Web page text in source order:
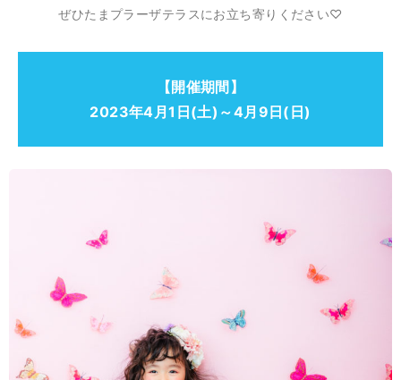
ぜひたまプラーザテラスにお立ち寄りください♡
【開催期間】
2023年4月1日(土)～4月9日(日)